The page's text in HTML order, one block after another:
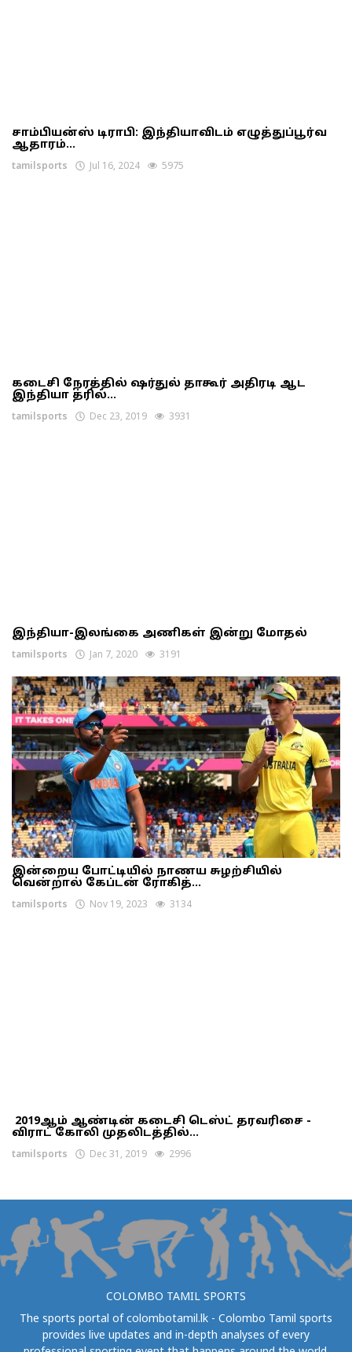
சாம்பியன்ஸ் டிராபி: இந்தியாவிடம் எழுத்துப்பூர்வ
ஆதாரம்...
tamilsports Jul 16, 2024 5975
கடைசி நேரத்தில் ஷர்துல் தாகூர் அதிரடி ஆட
இந்தியா த்ரில்...
tamilsports Dec 23, 2019 3931
இந்தியா-இலங்கை அணிகள் இன்று மோதல்
tamilsports Jan 7, 2020 3191
இன்றைய போட்டியில் நாணய சுழற்சியில்
வென்றால் கேப்டன் ரோகித்...
tamilsports Nov 19, 2023 3134
2019ஆம் ஆண்டின் கடைசி டெஸ்ட் தரவரிசை -
விராட் கோலி முதலிடத்தில்...
tamilsports Dec 31, 2019 2996
COLOMBO TAMIL SPORTS
The sports portal of colombotamil.lk - Colombo Tamil sports
provides live updates and in-depth analyses of every